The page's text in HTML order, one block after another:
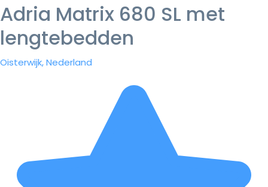
Adria Matrix 680 SL met
lengtebedden
Oisterwijk, Nederland